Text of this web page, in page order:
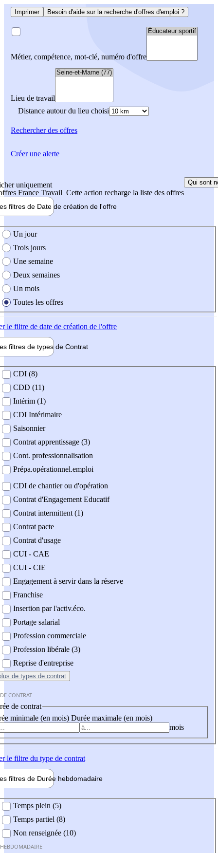
Imprimer Besoin d'aide sur la recherche d'offres d'emploi ?
Métier, compétence, mot-clé, numéro d'offre
Lieu de travail
Distance autour du lieu choisi
Rechercherdes offres
uniquement
France Travail Cette action recharge la liste des offres
Qui sont
filtres de Date de création de l'offre
création de l'offre
Un jour
Trois jours
Une semaine
Deux semaines
Un mois
Toutes les offres
le filtre de date de création de l'offre
filtres de types de Contrat
contrat
CDI (8)
CDD (11)
Intérim (1)
CDI Intérimaire
Saisonnier
Contrat apprentissage (3)
Cont. professionnalisation
Prépa.opérationnel.emploi
CDI de chantier ou d'opération
Contrat d'Engagement Educatif
Contrat intermittent (1)
Contrat pacte
Contrat d'usage
CUI - CAE
CUI - CIE
Engagement à servir dans la réserve
Franchise
Insertion par l'activ.éco.
Portage salarial
Profession commerciale
Profession libérale (3)
Reprise d'entreprise
de types de contrat
CONTRAT
de contrat
minimale (en mois) Durée maximale (en mois)
mois
le filtre du type de contrat
filtres de Durée hebdomadaire
Temps plein (5)
Temps partiel (8)
Non renseignée (10)
Créer une alerte